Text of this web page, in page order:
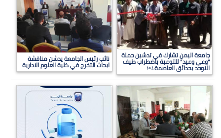
جامعة اليمن تشارك في تدشين حملة
“وعي وعيد” للتوعية باضطراب طيف
التوحد بحدائق العاصمة.￼
نائب رئيس الجامعة يدشن مناقشة
ابحاث التخرج في كلية العلوم الادارية